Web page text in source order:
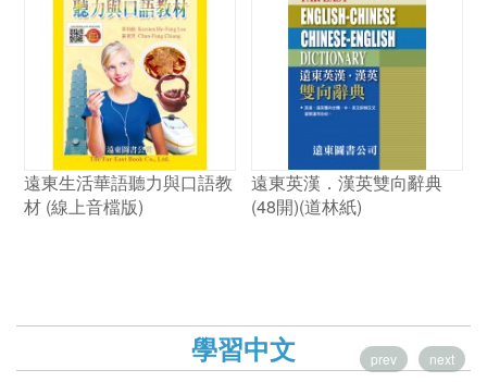
遠東生活華語聽力與口語教
材 (線上音檔版)
遠東英漢．漢英雙向辭典
(48開)(道林紙)
學習中文 prev next